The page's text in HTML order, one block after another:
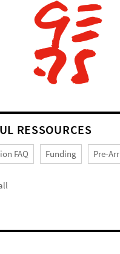
RESSOURCES
FAQ Funding Pre-